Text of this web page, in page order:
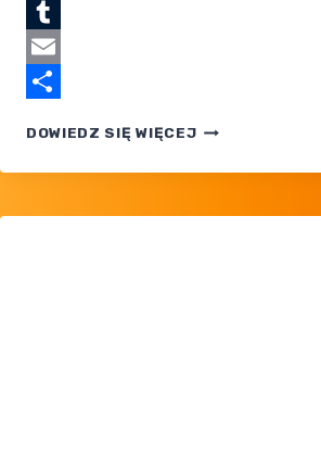
Telegram
Tumblr
Email
DOWIEDZ SIĘ WIĘCEJZORUA
POKEMON
WHITE